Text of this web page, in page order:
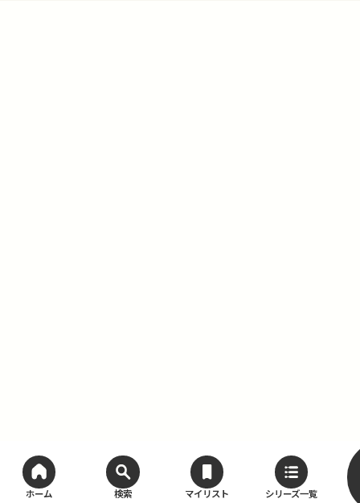
ホーム 検索 マイリスト シリーズ一覧